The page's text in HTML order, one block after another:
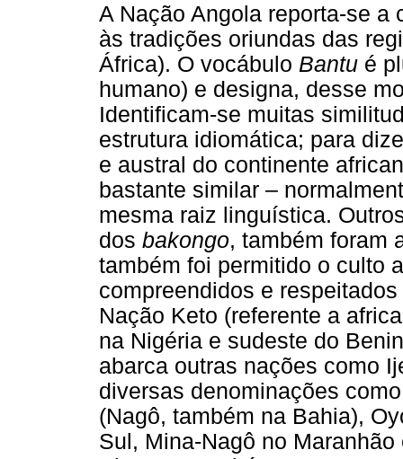
A Nação Angola reporta-se
às tradições oriundas das
África). O vocábulo Bantu é
humano) e designa, desse
Identificam-se muitas
estrutura idiomática; para
e austral do continente
bastante similar –
mesma raiz linguística.
dos bakongo, também foram
também foi permitido o culto
compreendidos e
Nação Keto (referente a
na Nigéria e sudeste do
abarca outras nações como
diversas denominações
(Nagô, também na Bahia),
Sul, Mina-Nagô no